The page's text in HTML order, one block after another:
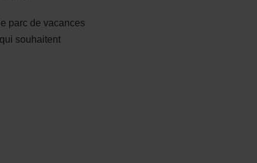
parc de vacances
souhaitent